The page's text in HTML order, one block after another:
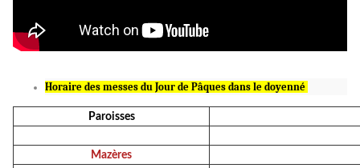
Horaire des messes du Jour de Pâques dans le doyenné
Paroisses
Mazères